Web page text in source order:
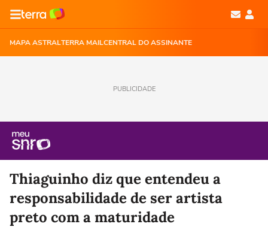
MAPA ASTRALTERRA MAILCENTRAL DO ASSINANTE
PUBLICIDADE
Thiaguinho diz que entendeu a
responsabilidade de ser artista
preto com a maturidade